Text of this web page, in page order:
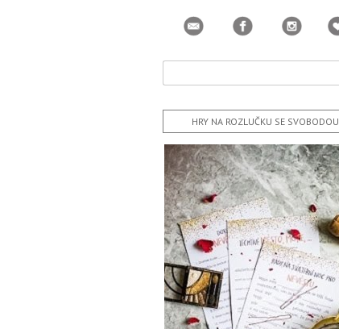
HRY NA ROZLUČKU SE SVOBODOU